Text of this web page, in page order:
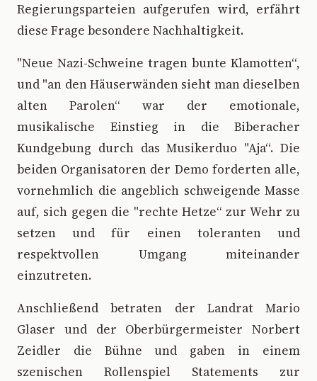
Regierungsparteien aufgerufen wird, erfährt
diese Frage besondere Nachhaltigkeit.
"Neue Nazi-Schweine tragen bunte Klamotten“,
und "an den Häuserwänden sieht man dieselben
alten Parolen“ war der emotionale,
musikalische Einstieg in die Biberacher
Kundgebung durch das Musikerduo "Aja“. Die
beiden Organisatoren der Demo forderten alle,
vornehmlich die angeblich schweigende Masse
auf, sich gegen die "rechte Hetze“ zur Wehr zu
setzen und für einen toleranten und
respektvollen Umgang miteinander
einzutreten.
Anschließend betraten der Landrat Mario
Glaser und der Oberbürgermeister Norbert
Zeidler die Bühne und gaben in einem
szenischen Rollenspiel Statements zur